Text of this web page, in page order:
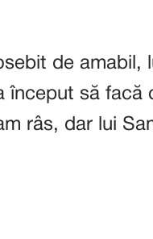
de amabil,
început să facă
râs, dar lui